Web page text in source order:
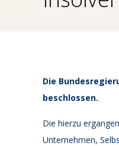
Die
beschlossen.
Die hierzu
Unternehmen,